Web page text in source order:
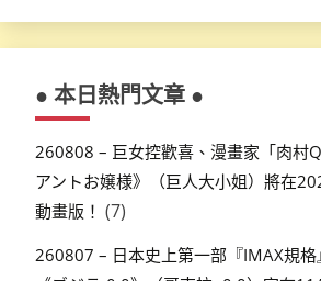
● 本日熱門文章 ●
260808 – 巨女控歡喜、漫畫家「肉村
アントお嬢様》（巨人大小姐）將在
動畫版！ (7)
260807 – 日本史上第一部『IMAX規格